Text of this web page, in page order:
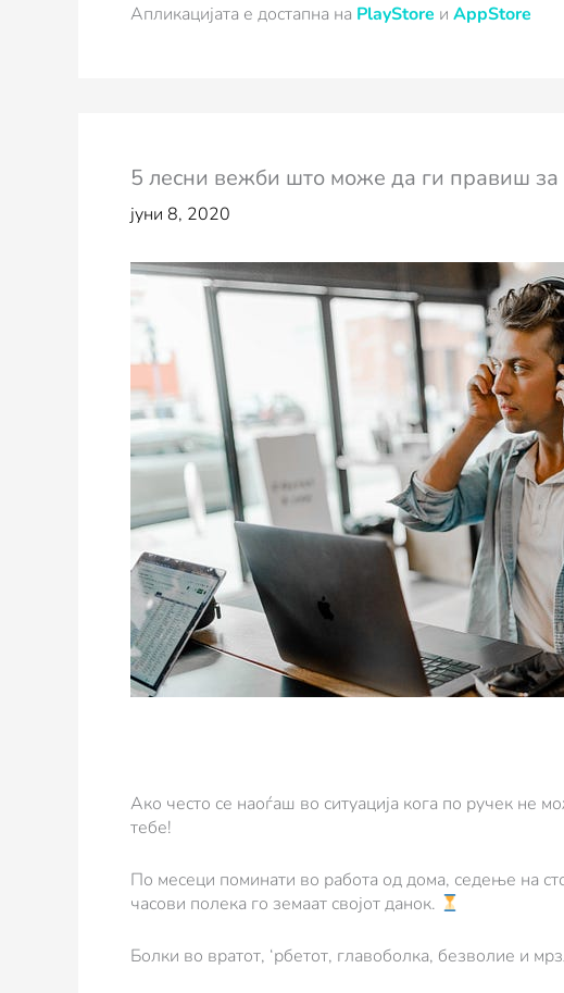
Апликацијата е достапна на PlayStore и AppStore
5 лесни вежби што може да ги правиш за
јуни 8, 2020
Ако често се наоѓаш во ситуација кога по ручек не
тебе!
По месеци поминати во работа од дома, седење на
часови полека го земаат својот данок.
Болки во вратот, ‘рбетот, главоболка, безволие и